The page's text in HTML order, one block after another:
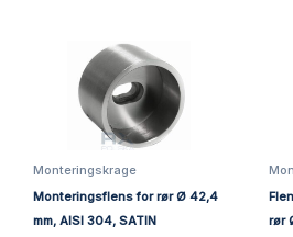
Monteringskrage
Monteringsflens for rør Ø 42,4
mm, AISI 304, SATIN
rør